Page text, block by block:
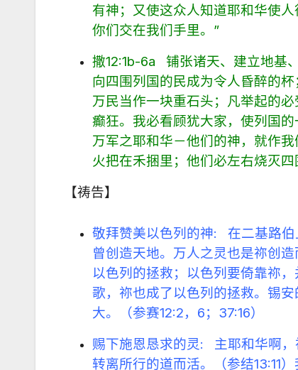
有神；又使这众人知道耶和华使
你们交在我们手里。”
撒12:1b-6a 铺张诸天、建立地基
向四围列国的民成为令人昏醉的
万民当作一块重石头；凡举起的
癫狂。我必看顾犹大家，使列国
万军之耶和华－他们的神，就作
火把在禾捆里；他们必左右烧灭
【祷告】
敬拜赞美以色列的神: 在二基路
曾创造天地。万人之灵也是祢创
以色列的拯救；以色列要倚靠祢
歌，祢也成了以色列的拯救。锡
大。（参赛12:2，6；37:16）
赐下施恩恳求的灵: 主耶和华啊
转离所行的道而活。（参结13:11